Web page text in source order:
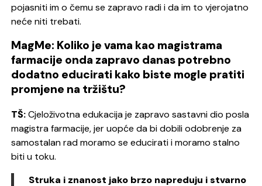
pojasniti im o čemu se zapravo radi i da im to vjerojatno
neće niti trebati.
MagMe: Koliko je vama kao magistrama
farmacije onda zapravo danas potrebno
dodatno educirati kako biste mogle pratiti
promjene na tržištu?
TŠ:Cjeloživotna edukacija je zapravo sastavni dio posla
magistra farmacije, jer uopće da bi dobili odobrenje za
samostalan rad moramo se educirati i moramo stalno
biti u toku.
Struka i znanost jako brzo napreduju i stvarno